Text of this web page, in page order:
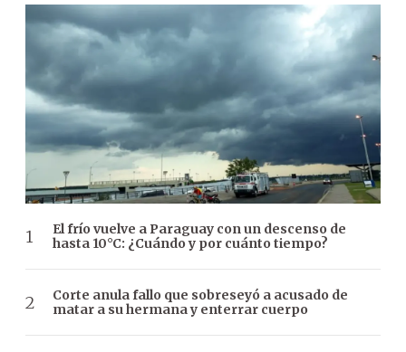
El frío vuelve a Paraguay con un descenso de
hasta 10°C: ¿Cuándo y por cuánto tiempo?
Corte anula fallo que sobreseyó a acusado de
matar a su hermana y enterrar cuerpo